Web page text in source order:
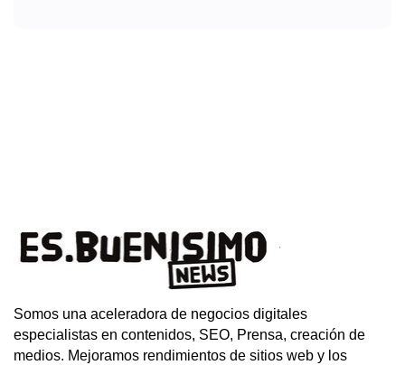
Somos una aceleradora de negocios digitales
especialistas en contenidos, SEO, Prensa, creación de
medios. Mejoramos rendimientos de sitios web y los